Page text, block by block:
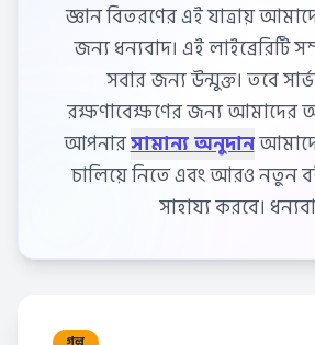
জ্ঞান বিতরণের এই যাত্রায়
জন্য ধন্যবাদ। এই লাইব্রেরিটি
সবার জন্য উন্মুক্ত। তবে
রক্ষণাবেক্ষণের জন্য আমাদের
আপনার
সামান্য অনুদান
চালিয়ে নিতে এবং আরও নতুন
সাহায্য করবে।